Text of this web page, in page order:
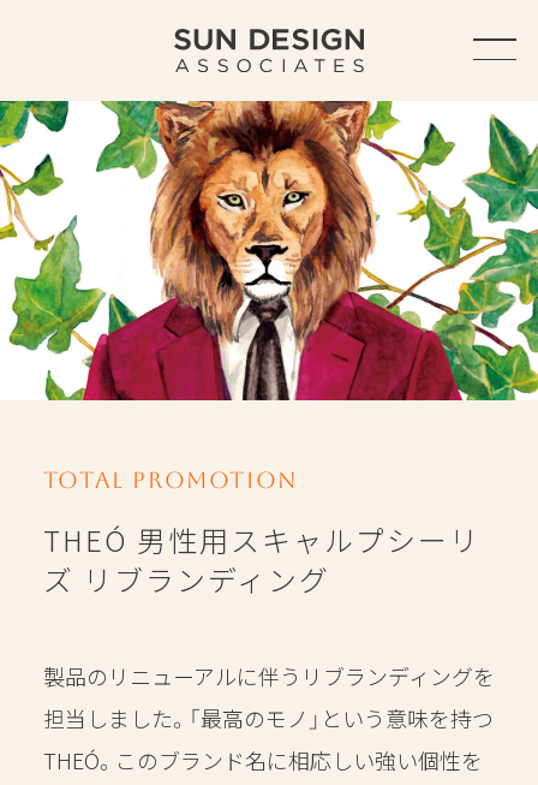
TOP
ABOUT
ABOUT US
SERVICE
OUTLINE
ACCESS
CONTENTS
CONTACT
Total Promotion
THEÓ 男性用スキャルプシーリ
ズ リブランディング
製品のリニューアルに伴うリブランディングを
担当しました。 「最高のモノ」という意味を持つ
THEÓ。 このブランド名に相応しい強い個性を